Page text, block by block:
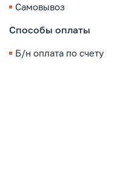
Самовывоз
Способы оплаты
Б/н оплата по счету